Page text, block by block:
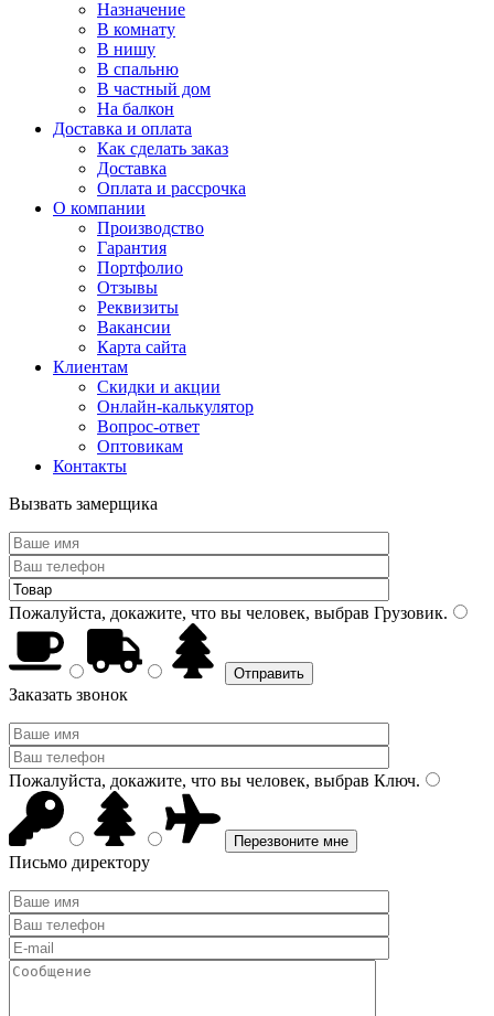
Назначение
В комнату
В нишу
В спальню
В частный дом
На балкон
Доставка и оплата
Как сделать заказ
Доставка
Оплата и рассрочка
О компании
Производство
Гарантия
Портфолио
Отзывы
Реквизиты
Вакансии
Карта сайта
Клиентам
Скидки и акции
Онлайн-калькулятор
Вопрос-ответ
Оптовикам
Контакты
Вызвать замерщика
Пожалуйста, докажите, что вы человек, выбрав Грузовик.
Заказать звонок
Пожалуйста, докажите, что вы человек, выбрав Ключ.
Письмо директору